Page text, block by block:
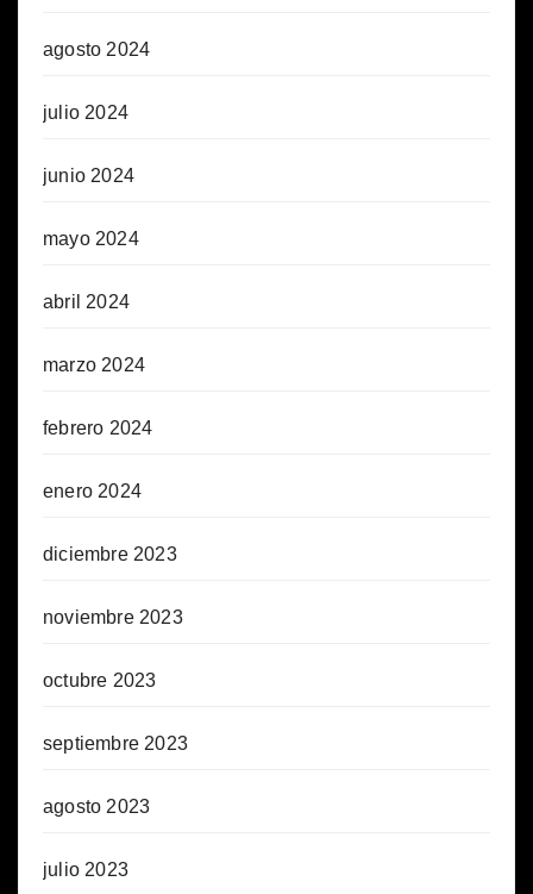
agosto 2024
julio 2024
junio 2024
mayo 2024
abril 2024
marzo 2024
febrero 2024
enero 2024
diciembre 2023
noviembre 2023
octubre 2023
septiembre 2023
agosto 2023
julio 2023